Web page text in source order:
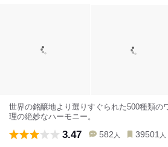
世界の銘醸地より選りすぐられた500種類の
理の絶妙なハーモニー。
3.47 582 人 39501 人